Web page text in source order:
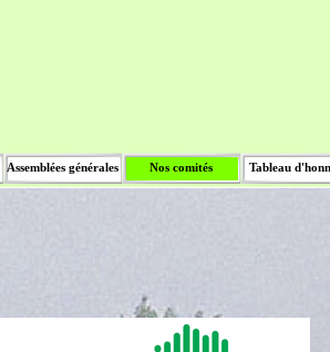
Sauter le menu
▼
Assemblées générales ▼
Nos comités ▼
Tableau